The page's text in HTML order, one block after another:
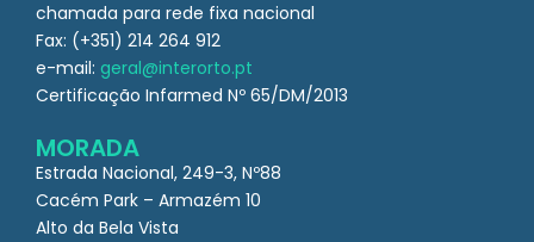
chamada para rede fixa nacional
Fax: (+351) 214 264 912
e-mail: geral@interorto.pt
Certificação Infarmed Nº 65/DM/2013
MORADA
Estrada Nacional, 249-3, Nº88
Cacém Park – Armazém 10
Alto da Bela Vista